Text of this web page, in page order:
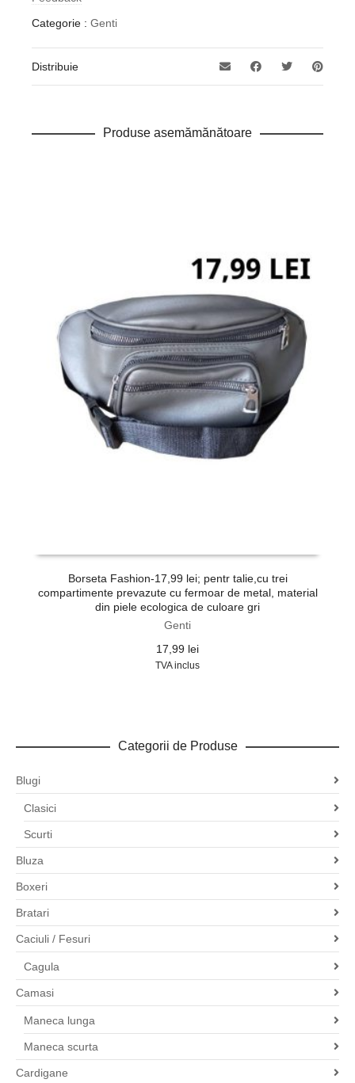
Categorie : Genti
Distribuie
Produse asemămănătoare
Borseta Fashion-17,99 lei; pentr talie,cu trei
compartimente prevazute cu fermoar de metal, material
din piele ecologica de culoare gri
Genti
17,99 lei
TVA inclus
Categorii de Produse
Blugi
Clasici
Scurti
Bluza
Boxeri
Bratari
Caciuli / Fesuri
Cagula
Camasi
Maneca lunga
Maneca scurta
Cardigane